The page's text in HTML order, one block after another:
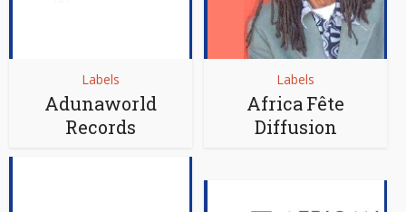
Labels
Adunaworld
Records
Labels
Africa Fête
Diffusion